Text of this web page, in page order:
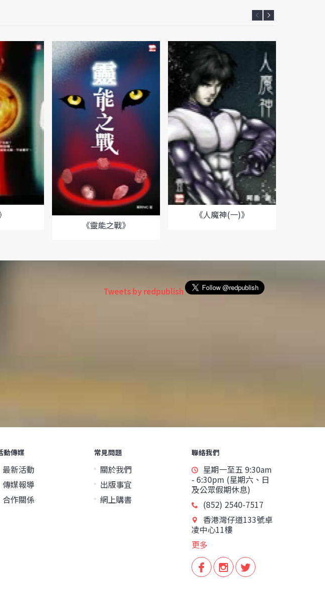
《靈能之戰》
《人魔神(一)》
Tweets by redpublish
動傳媒
最新活動
傳媒報導
合作關係
常見問題
關於我們
出版事宜
網上購書
聯絡我們
星期一至五 9:30am
- 6:30pm (星期六、日
及公眾假期休息)
(852) 2540-7517
香港灣仔道133號卓
凌中心11樓
更多